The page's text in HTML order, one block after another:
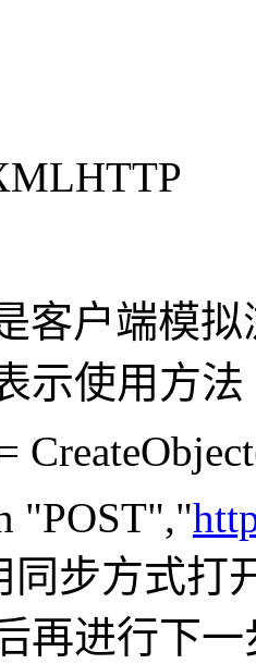
客户端模
示使用方法
"POST","
同步方式打
再进行下一